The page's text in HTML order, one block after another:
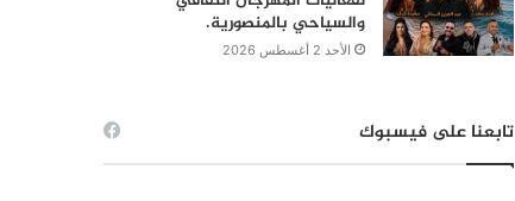
والسياحي بالمنصورية.
الأحد 2 أغسطس 2026
تابعنا على فيسبوك